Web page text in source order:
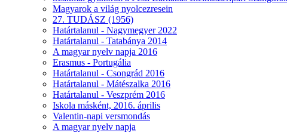
Magyarok a világ nyolcezresein
27. TUDÁSZ (1956)
Határtalanul - Nagymegyer 2022
Határtalanul - Tatabánya 2014
A magyar nyelv napja 2016
Erasmus - Portugália
Határtalanul - Csongrád 2016
Határtalanul - Mátészalka 2016
Határtalanul - Veszprém 2016
Iskola másként, 2016. április
Valentin-napi versmondás
A magyar nyelv napja